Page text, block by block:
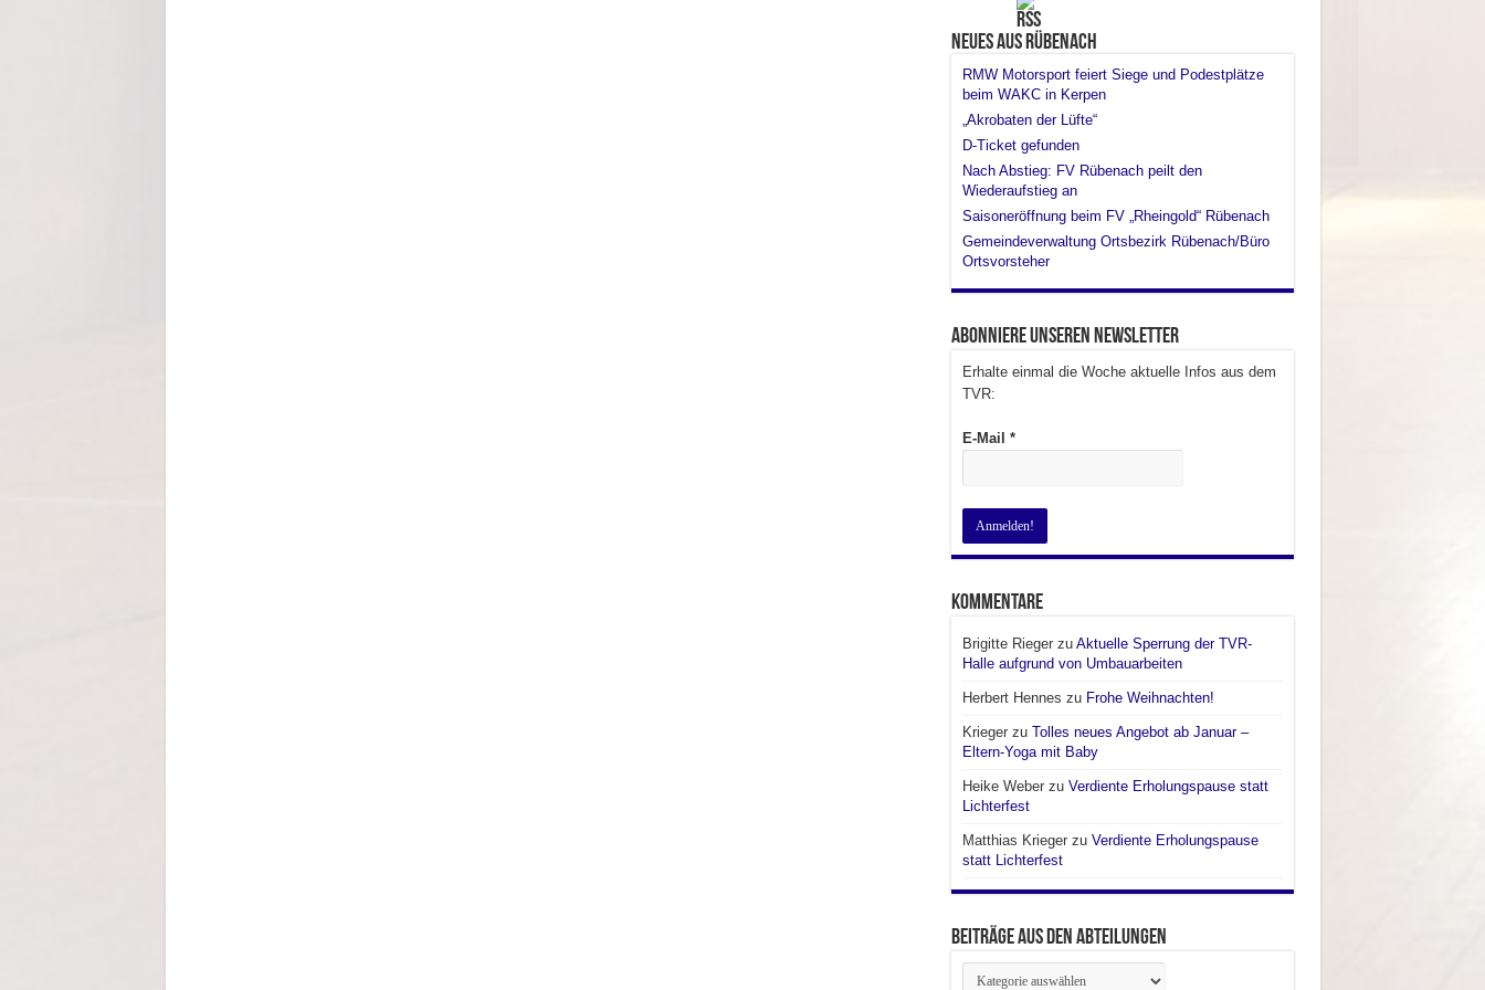
Neues aus Rübenach
RMW Motorsport feiert Siege und Podestplätze
beim WAKC in Kerpen
„Akrobaten der Lüfte“
D-Ticket gefunden
Nach Abstieg: FV Rübenach peilt den
Wiederaufstieg an
Saisoneröffnung beim FV „Rheingold“ Rübenach
Gemeindeverwaltung Ortsbezirk Rübenach/Büro
Ortsvorsteher
Abonniere unseren Newsletter
Erhalte einmal die Woche aktuelle Infos aus dem
TVR:
E-Mail *
Kommentare
Brigitte Riegerzu Aktuelle Sperrung der TVR-
Halle aufgrund von Umbauarbeiten
Herbert Hennes zu Frohe Weihnachten!
Kriegerzu Tolles neues Angebot ab Januar –
Eltern-Yoga mit Baby
Heike Weberzu Verdiente Erholungspause statt
Lichterfest
Matthias Kriegerzu Verdiente Erholungspause
statt Lichterfest
Beiträge aus den Abteilungen
Beiträge
aus